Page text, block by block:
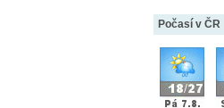
Počasí v ČR